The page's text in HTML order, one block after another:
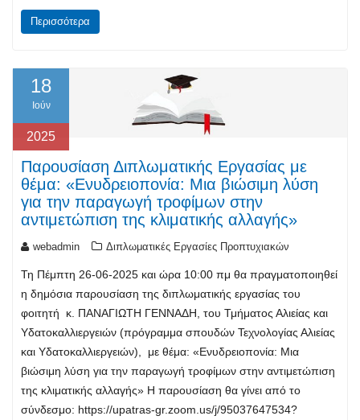
Περισσότερα
18
Ιούν
2025
Παρουσίαση Διπλωματικής Εργασίας με
θέμα: «Ενυδρειοπονία: Μια βιώσιμη λύση
για την παραγωγή τροφίμων στην
αντιμετώπιση της κλιματικής αλλαγής»
webadmin Διπλωματικές Εργασίες Προπτυχιακών
Τη Πέμπτη 26-06-2025 και ώρα 10:00 πμ θα πραγματοποιηθεί
η δημόσια παρουσίαση της διπλωματικής εργασίας του
φοιτητή κ. ΠΑΝΑΓΙΩΤΗ ΓΕΝΝΑΔΗ, του Τμήματος Αλιείας και
Υδατοκαλλιεργειών (πρόγραμμα σπουδών Τεχνολογίας Αλιείας
και Υδατοκαλλιεργειών), με θέμα: «Ενυδρειοπονία: Μια
βιώσιμη λύση για την παραγωγή τροφίμων στην αντιμετώπιση
της κλιματικής αλλαγής» Η παρουσίαση θα γίνει από το
σύνδεσμο: https://upatras-gr.zoom.us/j/95037647534?